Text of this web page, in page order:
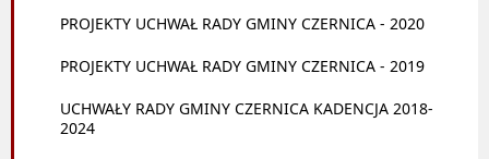
PROJEKTY UCHWAŁ RADY GMINY CZERNICA - 2020
PROJEKTY UCHWAŁ RADY GMINY CZERNICA - 2019
UCHWAŁY RADY GMINY CZERNICA KADENCJA 2018-
2024